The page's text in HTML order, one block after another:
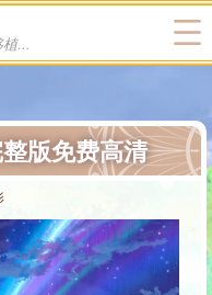
提供各种手机游戏下载，单机游戏下载，移植游戏下载
版免费高清